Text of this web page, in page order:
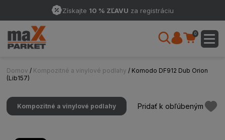
Získajte 10 % ZĽAVU za registráciu
0
Domov / Kompozitné a vinylové podlahy / Komodo DF912 Dub Orion
(Lib157)
Kompozitné a vinylové podlahy Pridať k obľúbeným